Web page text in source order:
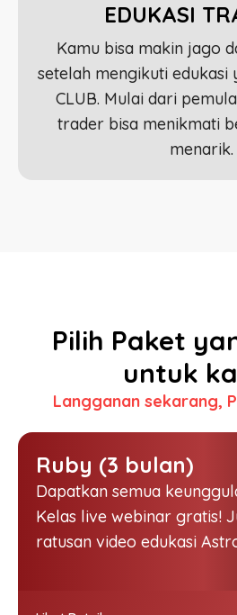
EDUKASI
Kamu bisa makin jago
setelah mengikuti edukasi
CLUB. Mulai dari
traderbisa menikmati
menarik.
Pilih Paket
untuk
Langganan sekarang,
Ruby (3 bulan)
Dapatkan semua
Kelas live webinar gratis!
ratusan video edukasi